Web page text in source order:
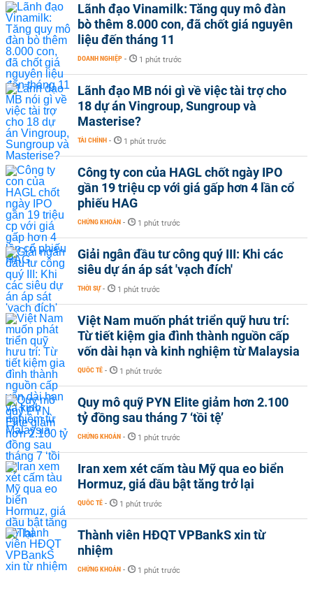
Lãnh đạo Vinamilk: Tăng quy mô đàn
bò thêm 8.000 con, đã chốt giá nguyên
liệu đến tháng 11
DOANH NGHIỆP - 1 phút trước
Lãnh đạo MB nói gì về việc tài trợ cho
18 dự án Vingroup, Sungroup và
Masterise?
TÀI CHÍNH - 1 phút trước
Công ty con của HAGL chốt ngày IPO
gần 19 triệu cp với giá gấp hơn 4 lần cổ
phiếu HAG
CHỨNG KHOÁN - 1 phút trước
Giải ngân đầu tư công quý III: Khi các
siêu dự án áp sát 'vạch đích'
THỜI SỰ - 1 phút trước
Việt Nam muốn phát triển quỹ hưu trí:
Từ tiết kiệm gia đình thành nguồn cấp
vốn dài hạn và kinh nghiệm từ Malaysia
QUỐC TẾ - 1 phút trước
Quy mô quỹ PYN Elite giảm hơn 2.100
tỷ đồng sau tháng 7 ‘tồi tệ’
CHỨNG KHOÁN - 1 phút trước
Iran xem xét cấm tàu Mỹ qua eo biển
Hormuz, giá dầu bật tăng trở lại
QUỐC TẾ - 1 phút trước
Thành viên HĐQT VPBankS xin từ
nhiệm
CHỨNG KHOÁN - 1 phút trước